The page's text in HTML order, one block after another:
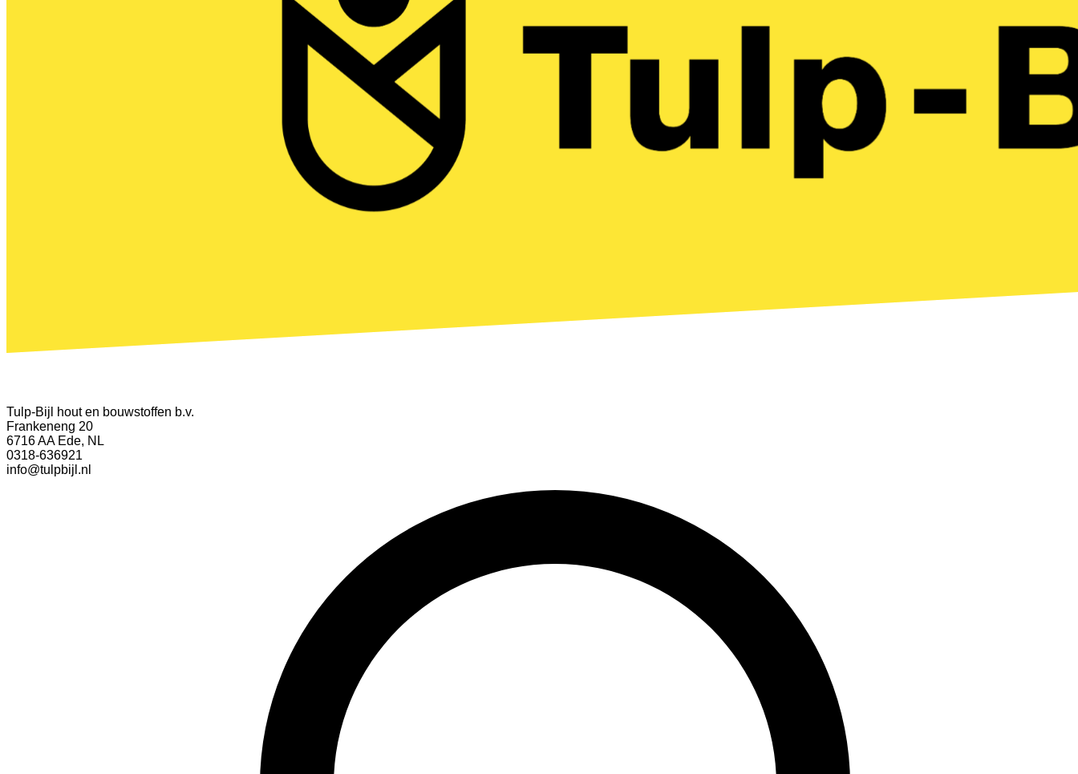
Tulp-Bijl hout en bouwstoffen b.v.
Frankeneng 20
6716 AA Ede, NL
0318-636921
info@tulpbijl.nl